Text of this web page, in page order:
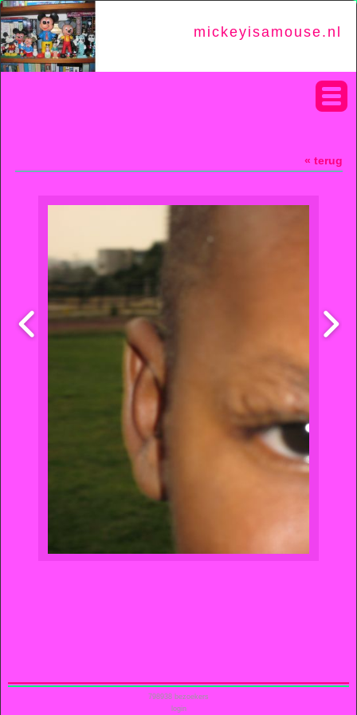
mickeyisamouse.nl
« terug
798938 bezoekers
login